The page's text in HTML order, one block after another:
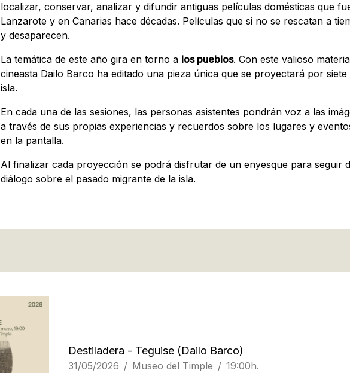
localizar, conservar, analizar y difundir antiguas películas domésticas que
Lanzarote y en Canarias hace décadas. Películas que si no se rescatan a
y desaparecen.
La temática de este año gira en torno a los pueblos. Con este valioso
cineasta Dailo Barco ha editado una pieza única que se proyectará por siete
isla.
En cada una de las sesiones, las personas asistentes pondrán voz a las
a través de sus propias experiencias y recuerdos sobre los lugares y
en la pantalla.
Al finalizar cada proyección se podrá disfrutar de un enyesque para seguir
diálogo sobre el pasado migrante de la isla.
Destiladera - Teguise (Dailo Barco)
31/05/2026 Museo del Timple 19:00h.